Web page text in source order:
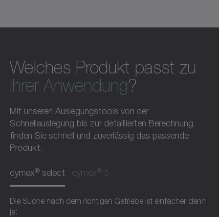
Welches Produkt passt zu
Ihrer Anwendung?
Mit unseren Auslegungstools von der
Schnellauslegung bis zur detaillierten Berechnung
finden Sie schnell und zuverlässig das passende
Produkt.
cymex® select cymex® 5
Die Suche nach dem richtigen Getriebe ist einfacher denn
je: